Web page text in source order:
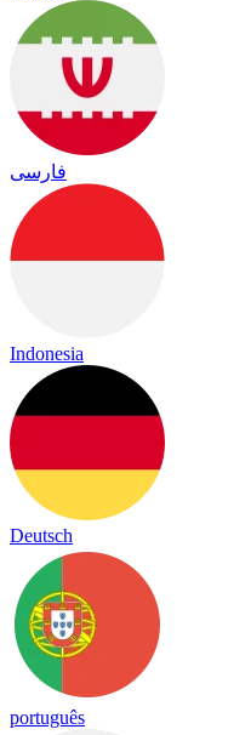
فارسی
Indonesia
Deutsch
português